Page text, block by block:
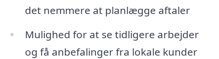
det nemmere at planlægge aftaler
Mulighed for at se tidligere arbejder
og få anbefalinger fra lokale kunder